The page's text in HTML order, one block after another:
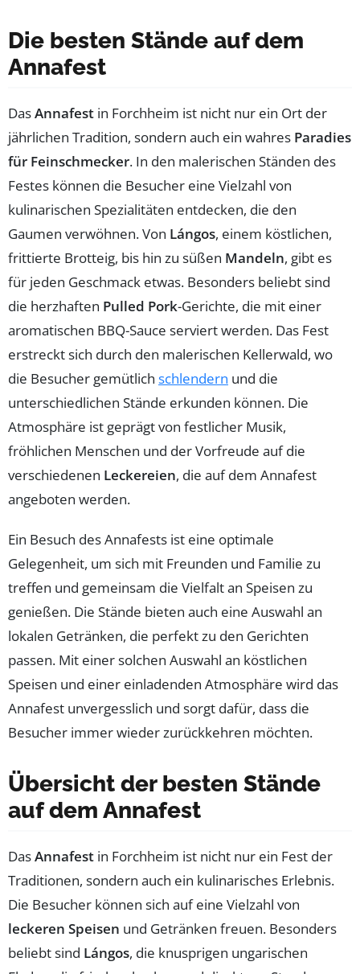
Die besten Stände auf dem
Annafest
DasAnnafest in Forchheim ist nicht nur ein Ort der
jährlichen Tradition, sondern auch ein wahres Paradies
für Feinschmecker. In den malerischen Ständen des
Festes können die Besucher eine Vielzahl von
kulinarischen Spezialitäten entdecken, die den
Gaumen verwöhnen. Von Lángos, einem köstlichen,
frittierte Brotteig, bis hin zu süßen Mandeln, gibt es
für jeden Geschmack etwas. Besonders beliebt sind
die herzhaften Pulled Pork-Gerichte, die mit einer
aromatischen BBQ-Sauce serviert werden. Das Fest
erstreckt sich durch den malerischen Kellerwald, wo
die Besucher gemütlich schlendern und die
unterschiedlichen Stände erkunden können. Die
Atmosphäre ist geprägt von festlicher Musik,
fröhlichen Menschen und der Vorfreude auf die
verschiedenen Leckereien, die auf dem Annafest
angeboten werden.
Ein Besuch des Annafests ist eine optimale
Gelegenheit, um sich mit Freunden und Familie zu
treffen und gemeinsam die Vielfalt an Speisen zu
genießen. Die Stände bieten auch eine Auswahl an
lokalen Getränken, die perfekt zu den Gerichten
passen. Mit einer solchen Auswahl an köstlichen
Speisen und einer einladenden Atmosphäre wird das
Annafest unvergesslich und sorgt dafür, dass die
Besucher immer wieder zurückkehren möchten.
Übersicht der besten Stände
auf dem Annafest
DasAnnafest in Forchheim ist nicht nur ein Fest der
Traditionen, sondern auch ein kulinarisches Erlebnis.
Die Besucher können sich auf eine Vielzahl von
leckeren Speisen und Getränken freuen. Besonders
beliebt sind Lángos, die knusprigen ungarischen